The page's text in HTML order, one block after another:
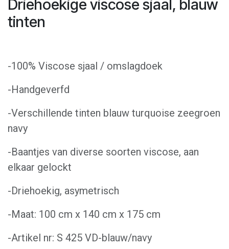
Driehoekige viscose sjaal, blauw
tinten
-100% Viscose sjaal / omslagdoek
-Handgeverfd
-Verschillende tinten blauw turquoise zeegroen
navy
-Baantjes van diverse soorten viscose, aan
elkaar gelockt
-Driehoekig, asymetrisch
-Maat: 100 cm x 140 cm x 175 cm
-Artikel nr: S 425 VD-blauw/navy